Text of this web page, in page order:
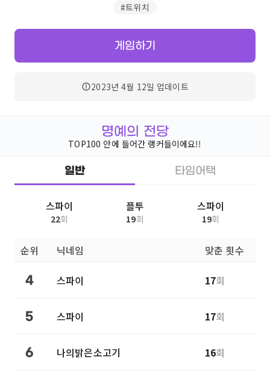
#트위치
게임하기
2023년 4월 12일 업데이트
명예의 전당
TOP100 안에 들어간 랭커들이에요!!
일반 타임어택
스파이
22회
플투
19회
스파이
19회
순위 닉네임 맞춘 횟수
4 스파이 17회
5 스파이 17회
6 나의밝은소고기 16회